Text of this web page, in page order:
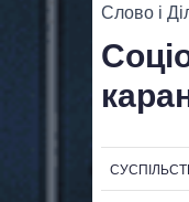
Слово і